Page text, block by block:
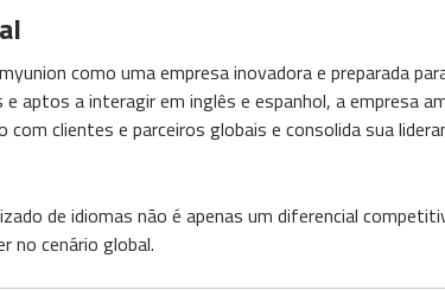
como uma empresa inovadora e preparada
aptos a interagir em inglês e espanhol, a empresa
clientes e parceiros globais e consolida sua
de idiomas não é apenas um diferencial
no cenário global.